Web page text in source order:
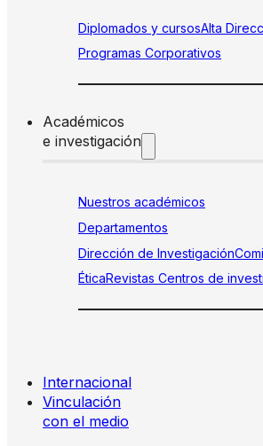
Diplomados y cursosAlta
Programas Corporativos
Académicos
e investigación
Nuestros académicos
Departamentos
Dirección de Investigación
ÉticaRevistas Centros de
Internacional
Vinculación
con el medio